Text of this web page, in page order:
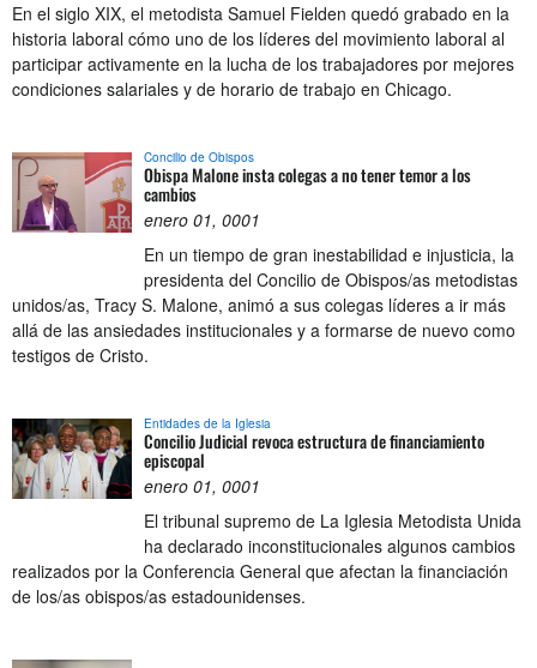
En el siglo XIX, el metodista Samuel Fielden quedó grabado en la
historia laboral cómo uno de los líderes del movimiento laboral al
participar activamente en la lucha de los trabajadores por mejores
condiciones salariales y de horario de trabajo en Chicago.
Concilio de Obispos
Obispa Malone insta colegas a no tener temor a los
cambios
enero 01, 0001
En un tiempo de gran inestabilidad e injusticia, la
presidenta del Concilio de Obispos/as metodistas
unidos/as, Tracy S. Malone, animó a sus colegas líderes a ir más
allá de las ansiedades institucionales y a formarse de nuevo como
testigos de Cristo.
Entidades de la Iglesia
Concilio Judicial revoca estructura de financiamiento
episcopal
enero 01, 0001
El tribunal supremo de La Iglesia Metodista Unida
ha declarado inconstitucionales algunos cambios
realizados por la Conferencia General que afectan la financiación
de los/as obispos/as estadounidenses.